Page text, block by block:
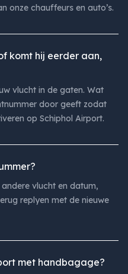
onze chauffeurs en auto’s.
komt hij eerder aan,
vlucht in de gaten. Wat
door geeft zodat
op Schiphol Airport.
vlucht en datum,
replyen met de nieuwe
met handbagage?